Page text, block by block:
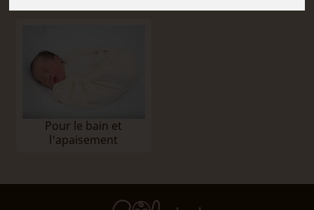
Pour le bain et
l'apaisement